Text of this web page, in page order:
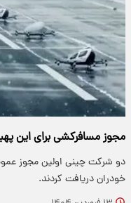
مجوز مسافرکشی برای این
دو شرکت چینی اولین مجوز
خودران دریافت کردند.